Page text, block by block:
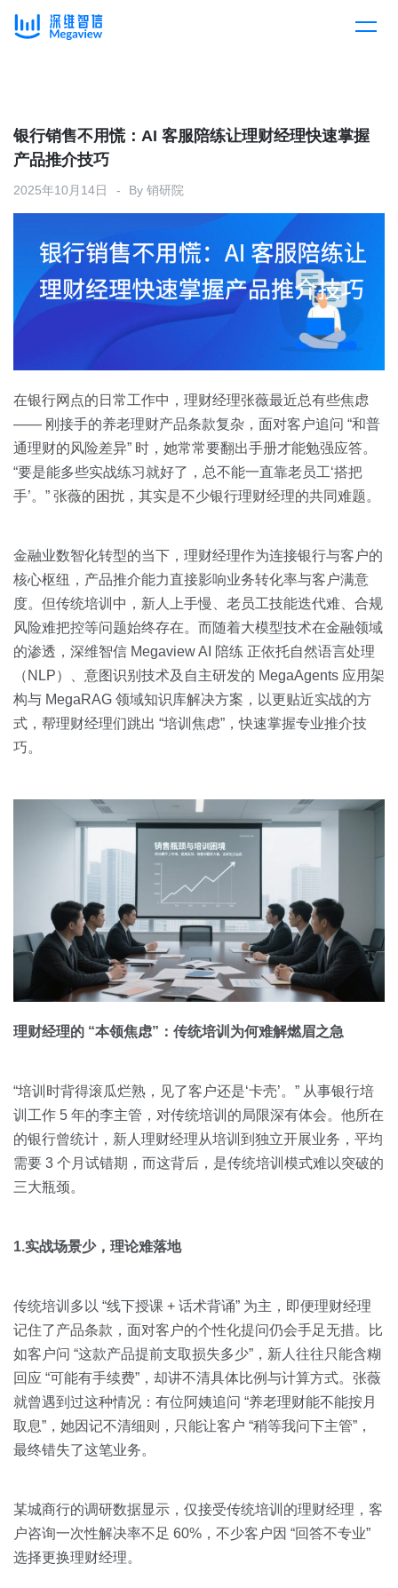
产品总览
产品集成
下载客户端
解决方案
按行业
消费医疗
汽车
房地产
金融
按角色
销售人员
销售管理
按业务场景
交易跟进
客户案例
开放平台
定价
资源中心
全部
白皮书
关于我们
预约演示
银行销售不用慌：AI 客服陪练让理财经理快速掌握
产品推介技巧
2025年10月14日 By 销研院
在银行网点的日常工作中，理财经理张薇最近总有些焦虑
—— 刚接手的养老理财产品条款复杂，面对客户追问 “和普
通理财的风险差异” 时，她常常要翻出手册才能勉强应答。
“要是能多些实战练习就好了，总不能一直靠老员工‘搭把
手’。” 张薇的困扰，其实是不少银行理财经理的共同难题。
金融业数智化转型的当下，理财经理作为连接银行与客户的
核心枢纽，产品推介能力直接影响业务转化率与客户满意
度。但传统培训中，新人上手慢、老员工技能迭代难、合规
风险难把控等问题始终存在。而随着大模型技术在金融领域
的渗透，深维智信 Megaview AI 陪练 正依托自然语言处理
（NLP）、意图识别技术及自主研发的 MegaAgents 应用架
构与 MegaRAG 领域知识库解决方案，以更贴近实战的方
式，帮理财经理们跳出 “培训焦虑”，快速掌握专业推介技
巧。
理财经理的 “本领焦虑”：传统培训为何难解燃眉之急
“培训时背得滚瓜烂熟，见了客户还是‘卡壳’。” 从事银行培
训工作 5 年的李主管，对传统培训的局限深有体会。他所在
的银行曾统计，新人理财经理从培训到独立开展业务，平均
需要 3 个月试错期，而这背后，是传统培训模式难以突破的
三大瓶颈。
1.实战场景少，理论难落地
传统培训多以 “线下授课 + 话术背诵” 为主，即便理财经理
记住了产品条款，面对客户的个性化提问仍会手足无措。比
如客户问 “这款产品提前支取损失多少”，新人往往只能含糊
回应 “可能有手续费”，却讲不清具体比例与计算方式。张薇
就曾遇到过这种情况：有位阿姨追问 “养老理财能不能按月
取息”，她因记不清细则，只能让客户 “稍等我问下主管”，
最终错失了这笔业务。
某城商行的调研数据显示，仅接受传统培训的理财经理，客
户咨询一次性解决率不足 60%，不少客户因 “回答不专业”
选择更换理财经理。